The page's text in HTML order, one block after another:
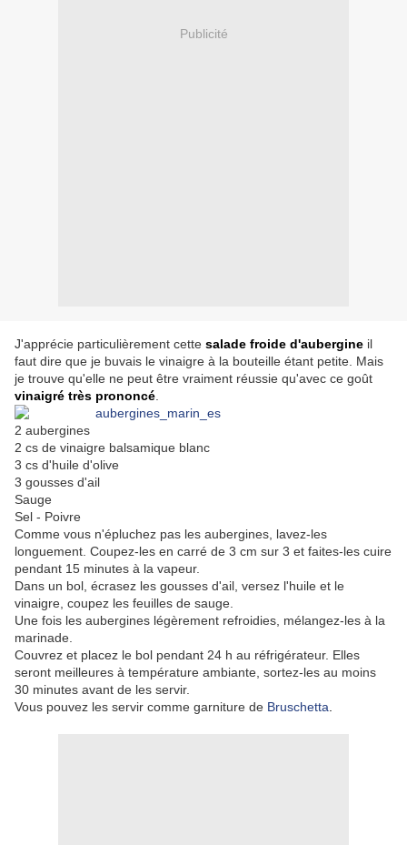
Publicité
J'apprécie particulièrement cette salade froide d'aubergine il
faut dire que je buvais le vinaigre à la bouteille étant petite. Mais
je trouve qu'elle ne peut être vraiment réussie qu'avec ce goût
vinaigré très prononcé
2 aubergines
2 cs de vinaigre balsamique blanc
3 cs d'huile d'olive
3 gousses d'ail
Sauge
Sel - Poivre
Comme vous n'épluchez pas les aubergines, lavez-les
longuement. Coupez-les en carré de 3 cm sur 3 et faites-les cuire
pendant 15 minutes à la vapeur.
Dans un bol, écrasez les gousses d'ail, versez l'huile et le
vinaigre, coupez les feuilles de sauge.
Une fois les aubergines légèrement refroidies, mélangez-les à la
marinade.
Couvrez et placez le bol pendant 24 h au réfrigérateur. Elles
seront meilleures à température ambiante, sortez-les au moins
30 minutes avant de les servir.
Vous pouvez les servir comme garniture de Bruschetta